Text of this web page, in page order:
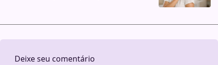
Deixe seu comentário